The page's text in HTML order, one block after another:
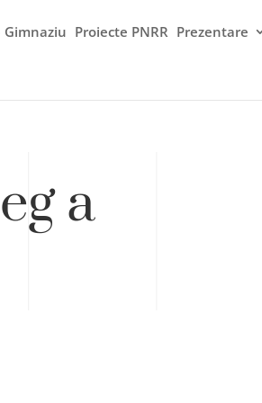
Proiecte PNRR Prezentare
a